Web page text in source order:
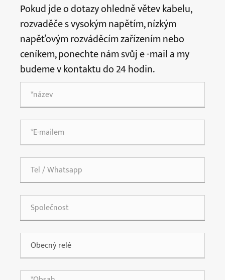
Pokud jde o dotazy ohledně větev kabelu,
rozvaděče s vysokým napětím, nízkým
napěťovým rozváděcím zařízením nebo
ceníkem, ponechte nám svůj e -mail a my
budeme v kontaktu do 24 hodin.